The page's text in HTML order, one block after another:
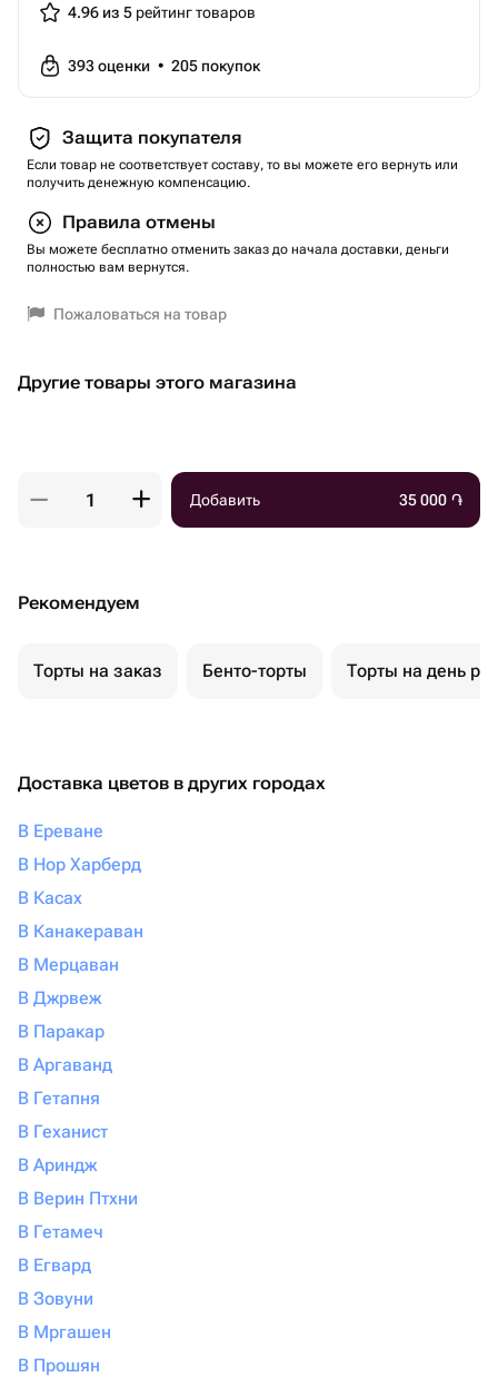
4.96 из 5 рейтинг товаров
393оценки • 205 покупок
Защита покупателя
Если товар не соответствует составу, то вы можете его вернуть или
получить денежную компенсацию.
Правила отмены
Вы можете бесплатно отменить заказ до начала доставки, деньги
полностью вам вернутся.
Пожаловаться на товар
Другие товары этого магазина
Добавить 35 000 ֏
Рекомендуем
Торты на заказ Бенто-торты Торты на день
Доставка цветов в других городах
В Ереване
В Нор Харберд
В Касах
В Канакераван
В Мерцаван
В Джрвеж
В Паракар
В Аргаванд
В Гетапня
В Геханист
В Ариндж
В Верин Птхни
В Гетамеч
В Егвард
В Зовуни
В Мргашен
В Прошян